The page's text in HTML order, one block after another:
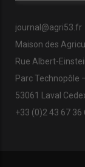
journal@agri53.fr
Maison des
Rue Albert-
Parc Technopôle
53061 Laval
+33 (0)2 43 67 36